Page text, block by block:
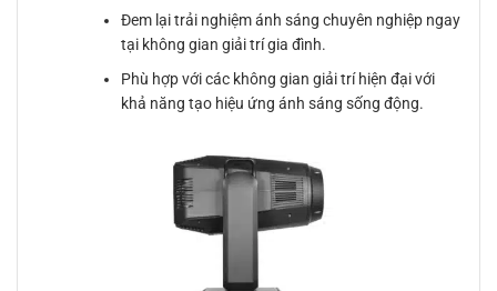
Đem lại trải nghiệm ánh sáng chuyên nghiệp ngay
tại không gian giải trí gia đình.
Phù hợp với các không gian giải trí hiện đại với
khả năng tạo hiệu ứng ánh sáng sống động.